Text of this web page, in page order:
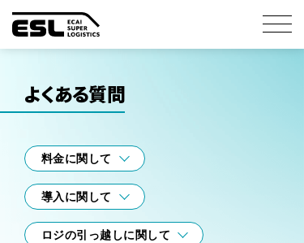
よくある質問
料金に関して
導入に関して
ロジの引っ越しに関して